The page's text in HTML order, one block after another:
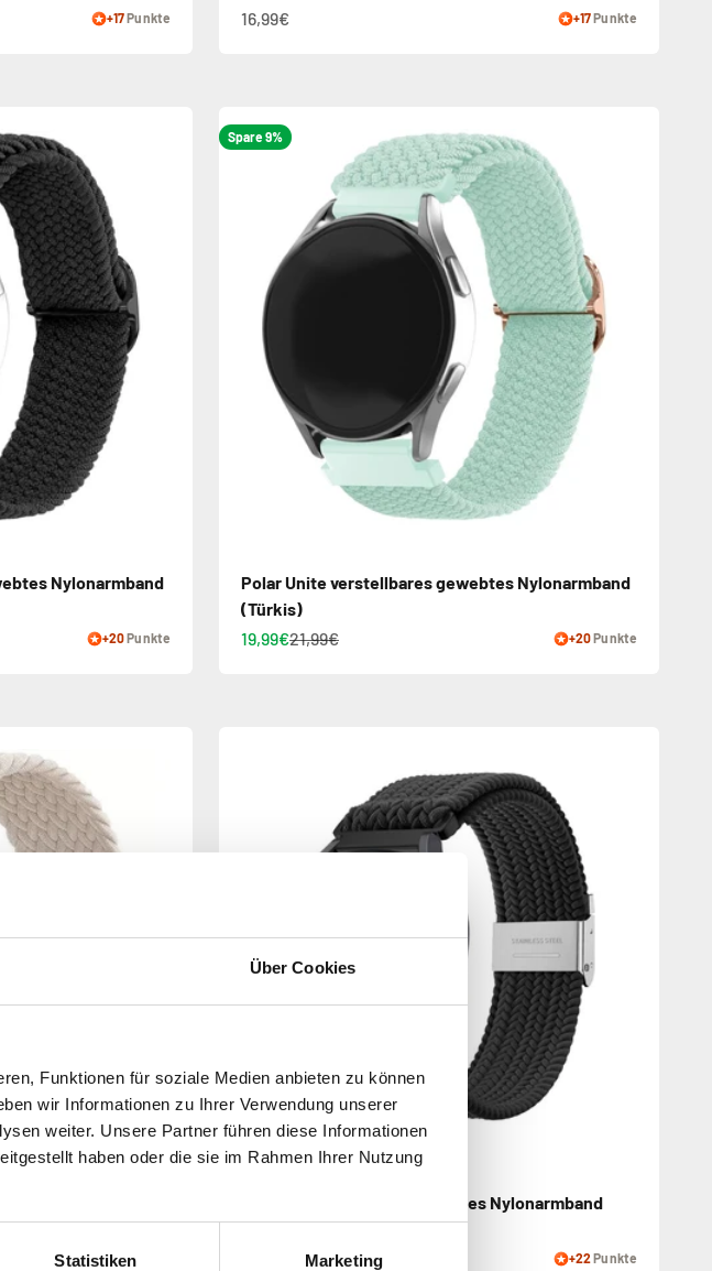
Über Cookies
Funktionen für soziale Medien anbieten zu können
wir Informationen zu Ihrer Verwendung unserer
weiter. Unsere Partner führen diese Informationen
haben oder die sie im Rahmen Ihrer Nutzung
Statistiken Marketing
+17Punkte
16,99€
+17Punkte
Nylonarmband
+20Punkte
Spare 9%
Polar Unite verstellbares gewebtes Nylonarmband
(Türkis)
19,99€21,99€ +20Punkte
+20Punkte
Bandz Polar Unite geflochtenes Nylonarmband
(Schwarz)
+22Punkte